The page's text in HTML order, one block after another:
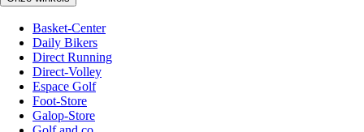
Basket-Center
Daily Bikers
Direct Running
Direct-Volley
Espace Golf
Foot-Store
Galop-Store